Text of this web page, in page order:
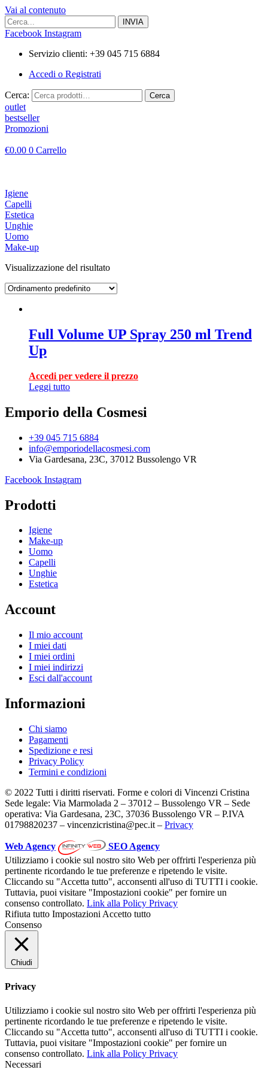
Vai al contenuto
Facebook Instagram
Servizio clienti: +39 045 715 6884
Accedi o Registrati
Cerca: Cerca
outlet
bestseller
Promozioni
€0.00 0 Carrello
Igiene
Capelli
Estetica
Unghie
Uomo
Make-up
Visualizzazione del risultato
Full Volume UP Spray 250 ml Trend
Up
Accedi per vedere il prezzo
Leggi tutto
Emporio della Cosmesi
+39 045 715 6884
info@emporiodellacosmesi.com
Via Gardesana, 23C, 37012 Bussolengo VR
Facebook Instagram
Prodotti
Igiene
Make-up
Uomo
Capelli
Unghie
Estetica
Account
Il mio account
I miei dati
I miei ordini
I miei indirizzi
Esci dall'account
Informazioni
Chi siamo
Pagamenti
Spedizione e resi
Privacy Policy
Termini e condizioni
© 2022 Tutti i diritti riservati. Forme e colori di Vincenzi Cristina
Sede legale: Via Marmolada 2 – 37012 – Bussolengo VR – Sede
operativa: Via Gardesana, 23C, 37036 Bussolengo VR – P.IVA
01798820237 – vincenzicristina@pec.it – Privacy
Web Agency
SEO Agency
Utilizziamo i cookie sul nostro sito Web per offrirti l'esperienza più
pertinente ricordando le tue preferenze e ripetendo le visite.
Cliccando su "Accetta tutto", acconsenti all'uso di TUTTI i cookie.
Tuttavia, puoi visitare "Impostazioni cookie" per fornire un
consenso controllato. Link alla Policy Privacy
Rifiuta tutto Impostazioni Accetto tutto
Consenso
Chiudi
Privacy
Utilizziamo i cookie sul nostro sito Web per offrirti l'esperienza più
pertinente ricordando le tue preferenze e ripetendo le visite.
Cliccando su "Accetta tutto", acconsenti all'uso di TUTTI i cookie.
Tuttavia, puoi visitare "Impostazioni cookie" per fornire un
consenso controllato. Link alla Policy Privacy
Necessari